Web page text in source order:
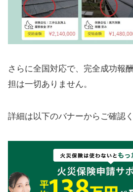
さらに全国対応で、完全成功報
担は一切ありません。
詳細は以下のバナーからご確認く